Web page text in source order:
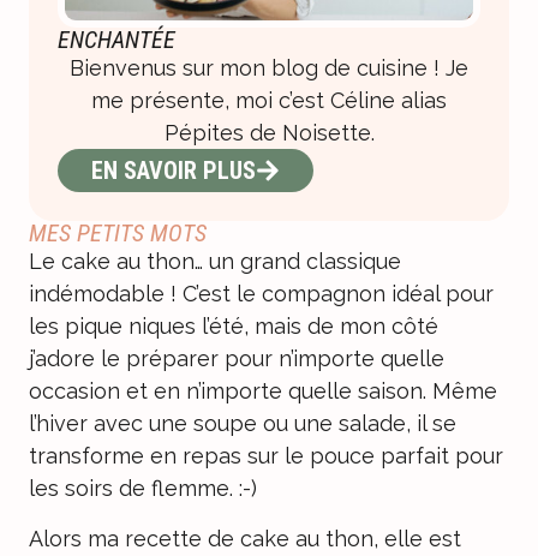
MES PETITS MOTS
Le cake au thon… un grand classique
indémodable ! C’est le compagnon idéal pour
les pique niques l’été, mais de mon côté
j’adore le préparer pour n’importe quelle
occasion et en n’importe quelle saison. Même
l’hiver avec une soupe ou une salade, il se
transforme en repas sur le pouce parfait pour
les soirs de flemme. :-)
Alors ma recette de cake au thon, elle est
ENCHANTÉE
Bienvenus sur mon blog de cuisine ! Je
me présente, moi c’est Céline alias
Pépites de Noisette.
EN SAVOIR PLUS